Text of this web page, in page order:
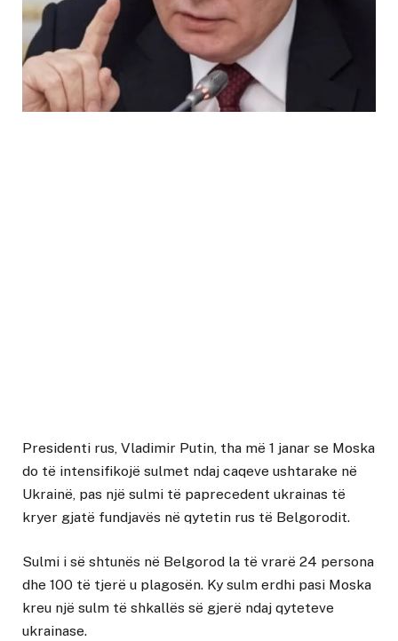
Presidenti rus, Vladimir Putin, tha më 1 janar se Moska
do të intensifikojë sulmet ndaj caqeve ushtarake në
Ukrainë, pas një sulmi të paprecedent ukrainas të
kryer gjatë fundjavës në qytetin rus të Belgorodit.
Sulmi i së shtunës në Belgorod la të vrarë 24 persona
dhe 100 të tjerë u plagosën. Ky sulm erdhi pasi Moska
kreu një sulm të shkallës së gjerë ndaj qyteteve
ukrainase.